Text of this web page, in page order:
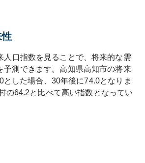
性
人口指数を見ることで、将来的な需
予測できます。高知県高知市の将来
とした場合、30年後に74.0となりま
の64.2と比べて高い指数となってい